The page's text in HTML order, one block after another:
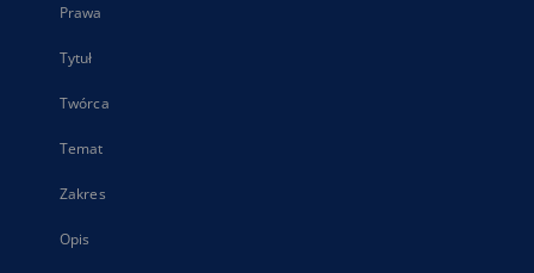
Prawa
Tytuł
Twórca
Temat
Zakres
Opis